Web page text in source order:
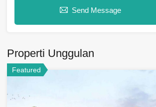
Send Message
Properti Unggulan
Featured